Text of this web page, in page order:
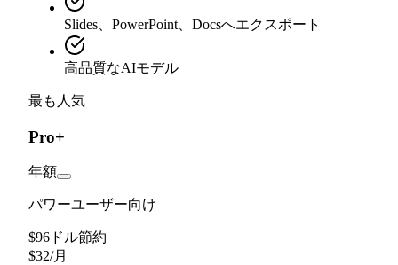
Slides、PowerPoint、Docsへエクスポート
高品質なAIモデル
最も人気
Pro+
年額
パワーユーザー向け
$96ドル節約
$32/月